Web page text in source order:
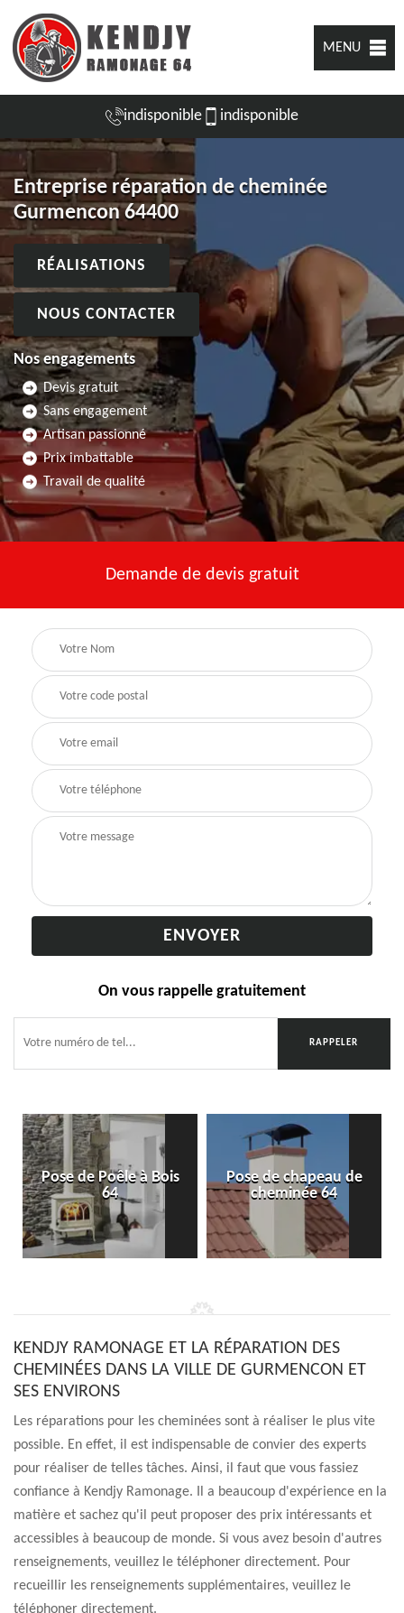
MENU
indisponible indisponible
Entreprise réparation de cheminée
Gurmencon 64400
RÉALISATIONS
NOUS CONTACTER
Nos engagements
Devis gratuit
Sans engagement
Artisan passionné
Prix imbattable
Travail de qualité
Demande de devis gratuit
On vous rappelle gratuitement
Pose de Poêle à Bois
64
Pose de chapeau de
cheminée 64
KENDJY RAMONAGE ET LA RÉPARATION DES
CHEMINÉES DANS LA VILLE DE GURMENCON ET
SES ENVIRONS
Les réparations pour les cheminées sont à réaliser le plus vite
possible. En effet, il est indispensable de convier des experts
pour réaliser de telles tâches. Ainsi, il faut que vous fassiez
confiance à Kendjy Ramonage. Il a beaucoup d'expérience en la
matière et sachez qu'il peut proposer des prix intéressants et
accessibles à beaucoup de monde. Si vous avez besoin d'autres
renseignements, veuillez le téléphoner directement. Pour
recueillir les renseignements supplémentaires, veuillez le
téléphoner directement.